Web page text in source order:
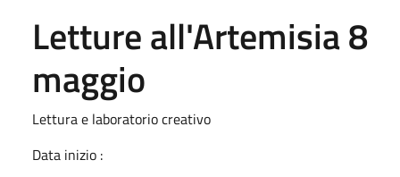
Letture all'Artemisia 8
maggio
Lettura e laboratorio creativo
Data inizio :